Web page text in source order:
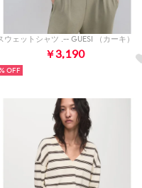
ウェットシャツ .-- GUESI （カーキ）
￥3,190